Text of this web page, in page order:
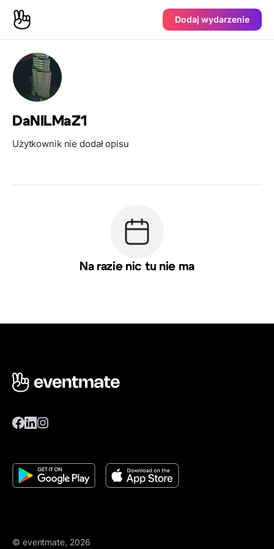
Dodaj wydarzenie
DaNILMaZ1
Użytkownik nie dodał opisu
Na razie nic tu nie ma
© eventmate, 2026